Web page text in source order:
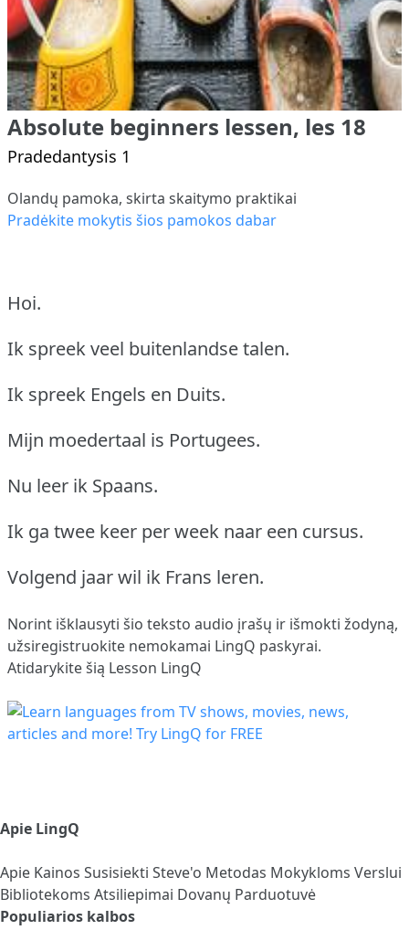
Absolute beginners lessen, les 18
Pradedantysis 1
Olandų pamoka, skirta skaitymo praktikai
Pradėkite mokytis šios pamokos dabar
Hoi.
Ik spreek veel buitenlandse talen.
Ik spreek Engels en Duits.
Mijn moedertaal is Portugees.
Nu leer ik Spaans.
Ik ga twee keer per week naar een cursus.
Volgend jaar wil ik Frans leren.
Norint išklausyti šio teksto audio įrašų ir išmokti žodyną,
užsiregistruokite nemokamai LingQ paskyrai.
Atidarykite šią Lesson LingQ
Apie LingQ
Apie Kainos Susisiekti Steve'o Metodas Mokykloms Verslui
Bibliotekoms Atsiliepimai Dovanų Parduotuvė
Populiarios kalbos